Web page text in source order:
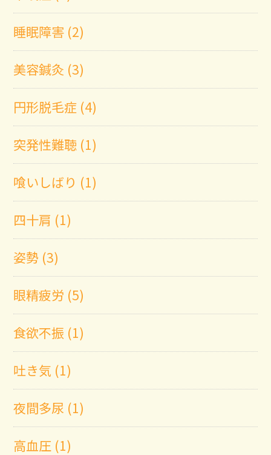
睡眠障害 (2)
美容鍼灸 (3)
円形脱毛症 (4)
突発性難聴 (1)
喰いしばり (1)
四十肩 (1)
姿勢 (3)
眼精疲労 (5)
食欲不振 (1)
吐き気 (1)
夜間多尿 (1)
高血圧 (1)